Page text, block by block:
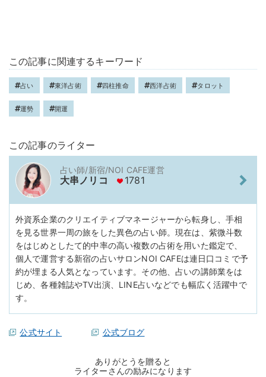
この記事に関連するキーワード
占い 東洋占術 四柱推命 西洋占術 タロット
運勢 開運
この記事のライター
占い師/新宿/NOI CAFE運営
大串ノリコ 1781
外資系企業のクリエイティブマネージャーから転身し、手相
を見る世界一周の旅をした異色の占い師。現在は、紫微斗数
をはじめとしたて的中率の高い複数の占術を用いた鑑定で、
個人で運営する新宿の占いサロンNOI CAFEは連日口コミで予
約が埋まる人気となっています。その他、占いの講師業をは
じめ、各種雑誌やTV出演、LINE占いなどでも幅広く活躍中で
す。
公式サイト 公式ブログ
ありがとうを贈ると
ライターさんの励みになります